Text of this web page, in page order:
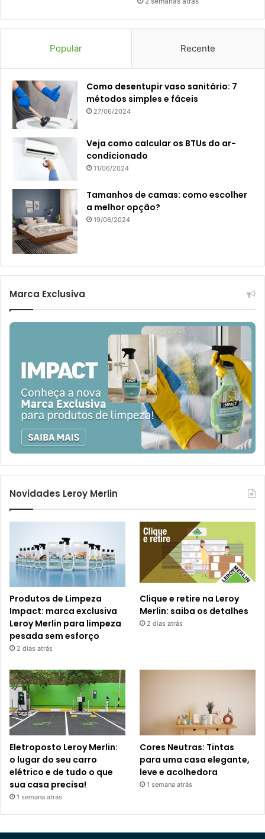
Popular Recente
Como desentupir vaso sanitário: 7
métodos simples e fáceis
27/06/2024
Veja como calcular os BTUs do ar-
condicionado
11/06/2024
Tamanhos de camas: como escolher
a melhor opção?
19/06/2024
Marca Exclusiva
Novidades Leroy Merlin
Produtos de Limpeza
Impact: marca exclusiva
Leroy Merlin para limpeza
pesada sem esforço
2 dias atrás
Clique e retire na Leroy
Merlin: saiba os detalhes
2 dias atrás
Eletroposto Leroy Merlin:
o lugar do seu carro
elétrico e de tudo o que
sua casa precisa!
1 semana atrás
Cores Neutras: Tintas
para uma casa elegante,
leve e acolhedora
1 semana atrás